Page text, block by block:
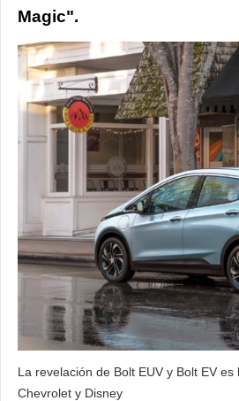
Magic".
La revelación de Bolt EUV y Bolt EV
Chevrolet y Disney